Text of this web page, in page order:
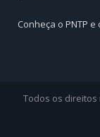
Conheça o PNTP e
Todos os